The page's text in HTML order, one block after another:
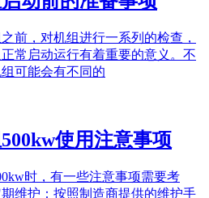
前，对机组进行一系列的检查，
常启动运行有着重要的意义。不
可能会有不同的
使用注意事项
时，有一些注意事项需要考
维护：按照制造商提供的维护手